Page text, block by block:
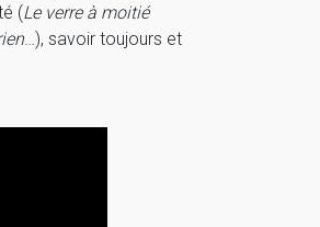
(Le verre à moitié
…), savoir toujours et